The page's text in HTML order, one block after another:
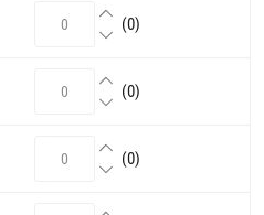
(0)
(0)
(0)